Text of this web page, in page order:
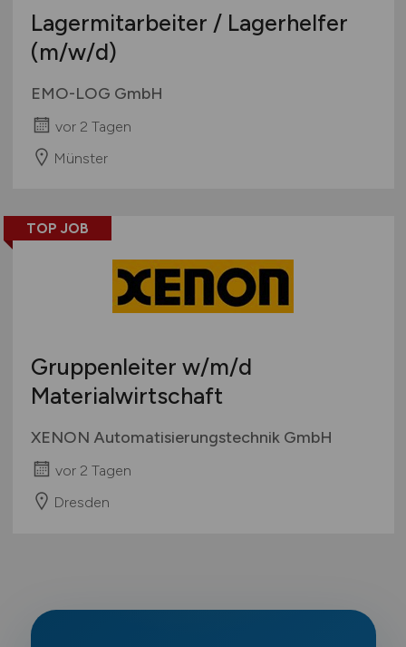
Lagermitarbeiter / Lagerhelfer
(m/w/d)
EMO-LOG GmbH
vor 2 Tagen
Münster
TOP JOB
Gruppenleiter w/m/d
Materialwirtschaft
XENON Automatisierungstechnik GmbH
vor 2 Tagen
Dresden